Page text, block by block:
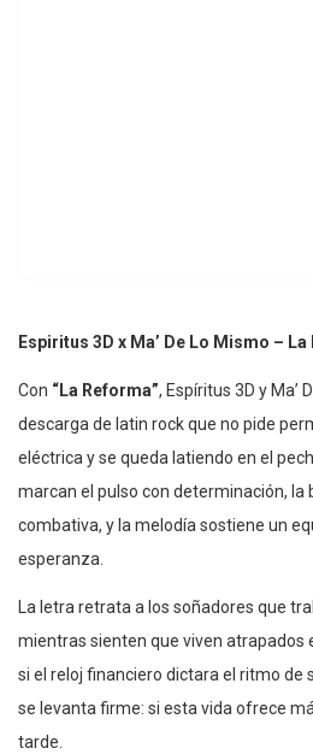
Espiritus 3D x Ma’ De Lo Mismo –
Con “La Reforma”, Espíritus 3D y Ma’
descarga de latin rock que no pide
eléctrica y se queda latiendo en el
marcan el pulso con determinación, la
combativa, y la melodía sostiene un
esperanza.
La letra retrata a los soñadores que
mientras sienten que viven atrapados
si el reloj financiero dictara el ritmo de
se levanta firme: si esta vida ofrece
tarde.